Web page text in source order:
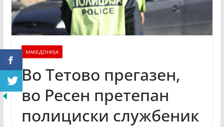
МАКЕДОНИЈА
Во Тетово прегазен,
во Ресен претепан
полициски службеник